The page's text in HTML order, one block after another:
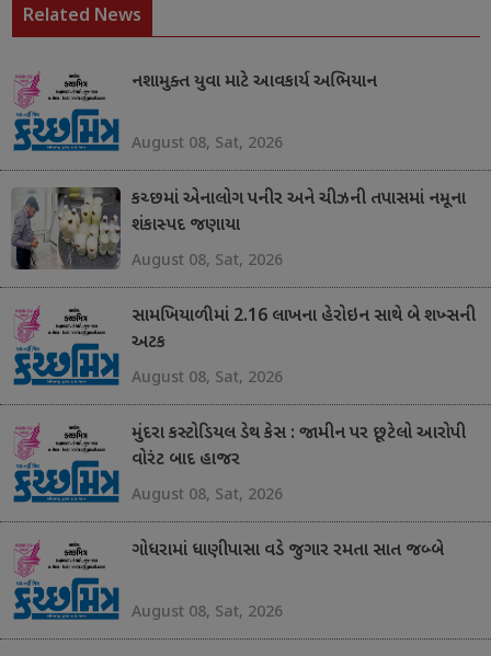
Related News
નશામુક્ત યુવા માટે આવકાર્ય અભિયાન
August 08, Sat, 2026
કચ્છમાં એનાલોગ પનીર અને ચીઝની તપાસમાં નમૂના
શંકાસ્પદ જણાયા
August 08, Sat, 2026
સામખિયાળીમાં 2.16 લાખના હેરોઇન સાથે બે શખ્સની
અટક
August 08, Sat, 2026
મુંદરા કસ્ટોડિયલ ડેથ કેસ : જામીન પર છૂટેલો આરોપી
વોરંટ બાદ હાજર
August 08, Sat, 2026
ગોધરામાં ધાણીપાસા વડે જુગાર રમતા સાત જબ્બે
August 08, Sat, 2026